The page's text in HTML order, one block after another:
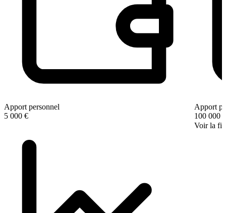
Apport personnel
5 000 €
Apport
100 000 €
Voir la